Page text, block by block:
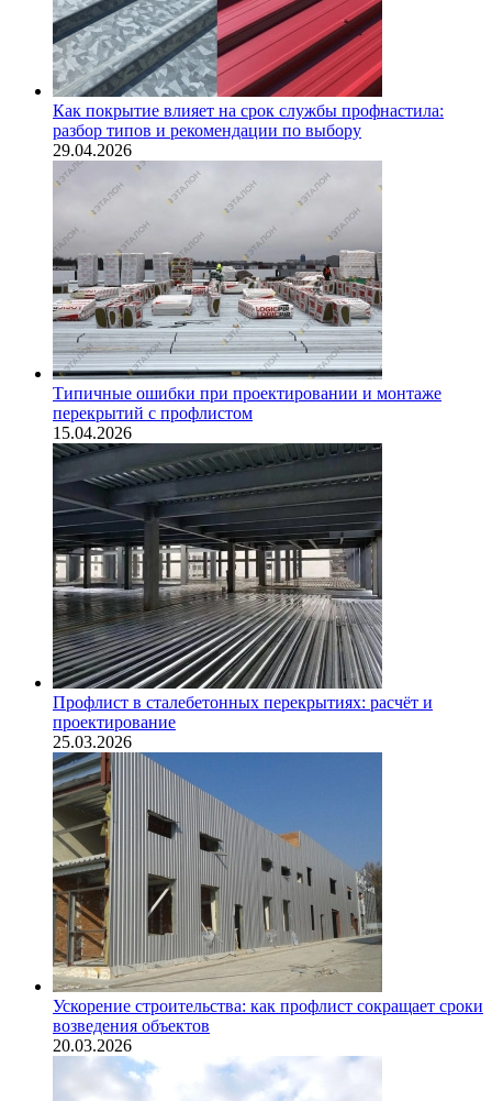
Как покрытие влияет на срок службы профнастила:
разбор типов и рекомендации по выбору
29.04.2026
Типичные ошибки при проектировании и монтаже
перекрытий с профлистом
15.04.2026
Профлист в сталебетонных перекрытиях: расчёт и
проектирование
25.03.2026
Ускорение строительства: как профлист сокращает сроки
возведения объектов
20.03.2026